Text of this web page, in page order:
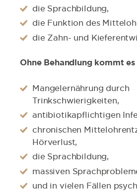
die Sprachbildung,
die Funktion des
die Zahn- und
Ohne Behandlung kommt
Mangelernährung durch
Trinkschwierigkeiten,
antibiotikapflichtigen
chronischen
Hörverlust,
die Sprachbildung,
massiven
und in vielen Fällen